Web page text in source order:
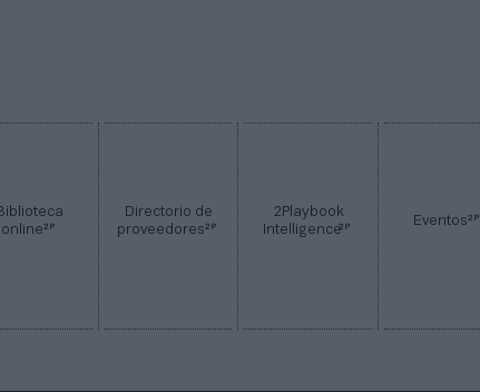
online2P
Directorio de
proveedores2P
2Playbook
Intelligence2P Eventos2P